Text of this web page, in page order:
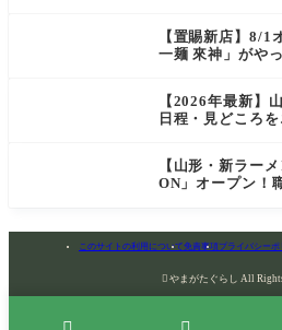
【置賜新店】8/1
一麺 來神」がや
【2026年最新】
日程・見どころ
【山形・新ラー
ON」オープン！
このサイトの利用について免責事項プライバシーポ
 やまがたぐらし All Rights